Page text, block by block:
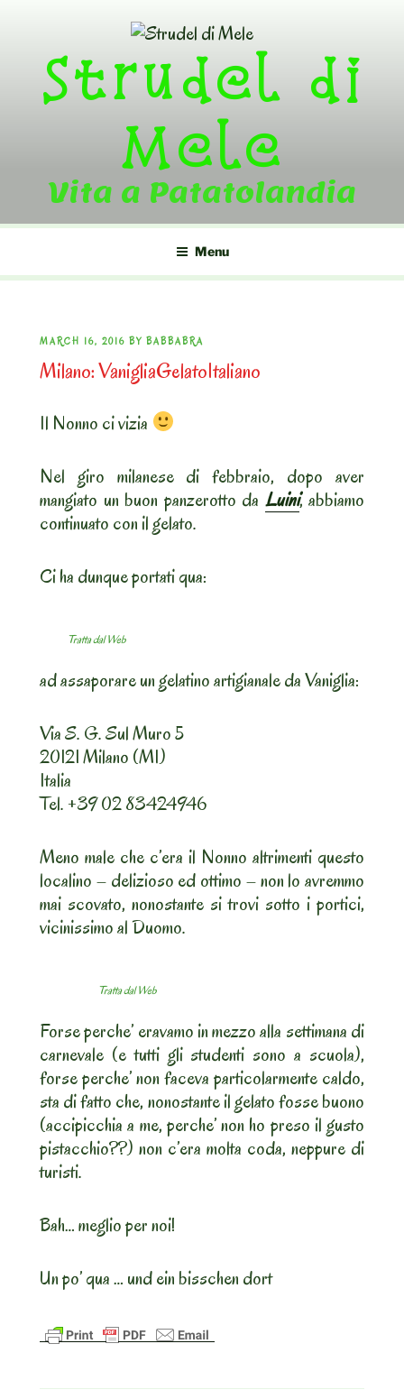
contentStrudel di
Mele
Vita a Patatolandia
Menu
POSTED
ON
MARCH 16, 2016 BY BABBABRA
Milano: VanigliaGelatoItaliano
Il Nonno ci vizia
Nel giro milanese di febbraio, dopo aver
mangiato un buon panzerotto da Luini, abbiamo
continuato con il gelato.
Ci ha dunque portati qua:
Tratta dal Web
ad assaporare un gelatino artigianale da Vaniglia:
Via S. G. Sul Muro 5
20121 Milano (MI)
Italia
Tel. +39 02 83424946
Meno male che c’era il Nonno altrimenti questo
localino – delizioso ed ottimo – non lo avremmo
mai scovato, nonostante si trovi sotto i portici,
vicinissimo al Duomo.
Tratta dal Web
Forse perche’ eravamo in mezzo alla settimana di
carnevale (e tutti gli studenti sono a scuola),
forse perche’ non faceva particolarmente caldo,
sta di fatto che, nonostante il gelato fosse buono
(accipicchia a me, perche’ non ho preso il gusto
pistacchio??) non c’era molta coda, neppure di
turisti.
Bah… meglio per noi!
Un po’ qua … und ein bisschen dort